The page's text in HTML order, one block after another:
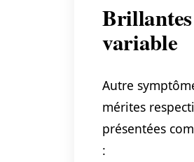
Brillantes
variable
Autre
mérites
présentées
: